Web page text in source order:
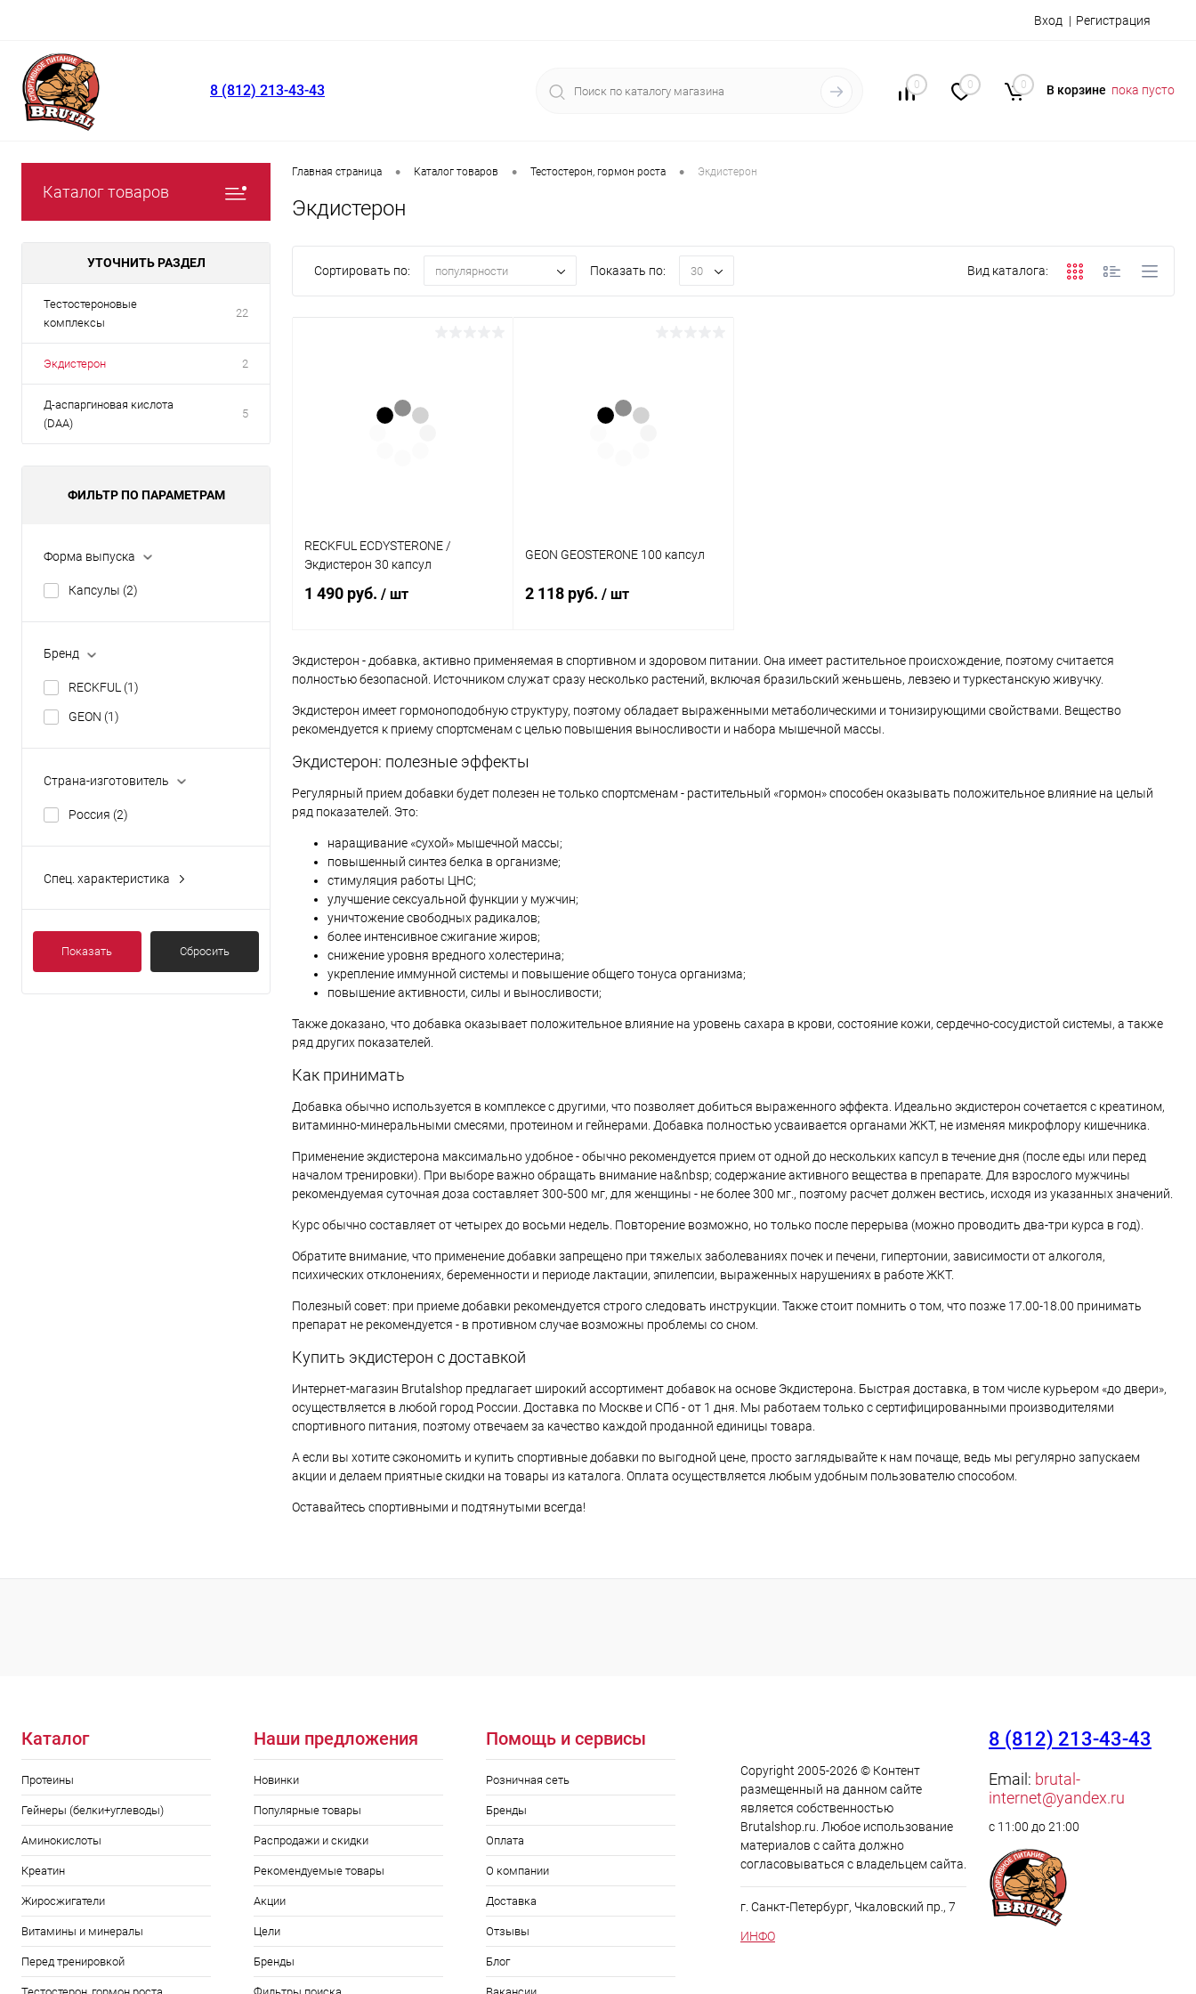
Вход Регистрация
8 (812) 213-43-43 0 0 0 В корзине пока пусто
Каталог товаров
УТОЧНИТЬ РАЗДЕЛ
Тестостероновые
комплексы
22
Экдистерон 2
Д-аспаргиновая кислота
(DAA)
5
ФИЛЬТР ПО ПАРАМЕТРАМ
Форма выпуска
Капсулы (2)
Бренд
RECKFUL (1)
GEON (1)
Страна-изготовитель
Россия (2)
Спец. характеристика
Показать Сбросить
Главная страница • Каталог товаров • Тестостерон, гормон роста • Экдистерон
Экдистерон
Сортировать по: популярности Показать по: 30 Вид каталога:
RECKFUL ECDYSTERONE /
Экдистерон 30 капсул
1 490 руб. / шт
В корзину
Купить в 1 клик Сравнение
GEON GEOSTERONE 100 капсул
2 118 руб. / шт
В корзину
Купить в 1 клик Сравнение
Экдистерон - добавка, активно применяемая в спортивном и здоровом питании. Она имеет растительное происхождение, поэтому считается
полностью безопасной. Источником служат сразу несколько растений, включая бразильский женьшень, левзею и туркестанскую живучку.
Экдистерон имеет гормоноподобную структуру, поэтому обладает выраженными метаболическими и тонизирующими свойствами. Вещество
рекомендуется к приему спортсменам с целью повышения выносливости и набора мышечной массы.
Экдистерон: полезные эффекты
Регулярный прием добавки будет полезен не только спортсменам - растительный «гормон» способен оказывать положительное влияние на целый
ряд показателей. Это:
наращивание «сухой» мышечной массы;
повышенный синтез белка в организме;
стимуляция работы ЦНС;
улучшение сексуальной функции у мужчин;
уничтожение свободных радикалов;
более интенсивное сжигание жиров;
снижение уровня вредного холестерина;
укрепление иммунной системы и повышение общего тонуса организма;
повышение активности, силы и выносливости;
Также доказано, что добавка оказывает положительное влияние на уровень сахара в крови, состояние кожи, сердечно-сосудистой системы, а также
ряд других показателей.
Как принимать
Добавка обычно используется в комплексе с другими, что позволяет добиться выраженного эффекта. Идеально экдистерон сочетается с креатином,
витаминно-минеральными смесями, протеином и гейнерами. Добавка полностью усваивается органами ЖКТ, не изменяя микрофлору кишечника.
Применение экдистерона максимально удобное - обычно рекомендуется прием от одной до нескольких капсул в течение дня (после еды или перед
началом тренировки). При выборе важно обращать внимание на&nbsp; содержание активного вещества в препарате. Для взрослого мужчины
рекомендуемая суточная доза составляет 300-500 мг, для женщины - не более 300 мг., поэтому расчет должен вестись, исходя из указанных значений.
Курс обычно составляет от четырех до восьми недель. Повторение возможно, но только после перерыва (можно проводить два-три курса в год).
Обратите внимание, что применение добавки запрещено при тяжелых заболеваниях почек и печени, гипертонии, зависимости от алкоголя,
психических отклонениях, беременности и периоде лактации, эпилепсии, выраженных нарушениях в работе ЖКТ.
Полезный совет: при приеме добавки рекомендуется строго следовать инструкции. Также стоит помнить о том, что позже 17.00-18.00 принимать
препарат не рекомендуется - в противном случае возможны проблемы со сном.
Купить экдистерон с доставкой
Интернет-магазин Brutalshop предлагает широкий ассортимент добавок на основе Экдистерона. Быстрая доставка, в том числе курьером «до двери»,
осуществляется в любой город России. Доставка по Москве и СПб - от 1 дня. Мы работаем только с сертифицированными производителями
спортивного питания, поэтому отвечаем за качество каждой проданной единицы товара.
А если вы хотите сэкономить и купить спортивные добавки по выгодной цене, просто заглядывайте к нам почаще, ведь мы регулярно запускаем
акции и делаем приятные скидки на товары из каталога. Оплата осуществляется любым удобным пользователю способом.
Оставайтесь спортивными и подтянутыми всегда!
Каталог
Протеины
Гейнеры (белки+углеводы)
Аминокислоты
Креатин
Жиросжигатели
Витамины и минералы
Перед тренировкой
Наши предложения
Новинки
Популярные товары
Распродажи и скидки
Рекомендуемые товары
Акции
Цели
Бренды
Помощь и сервисы
Розничная сеть
Бренды
Оплата
О компании
Доставка
Отзывы
Блог
Copyright 2005-2026 © Контент
размещенный на данном сайте
является cобственностью
Brutalshop.ru. Любое использование
материалов с сайта должно
согласовываться с владельцем сайта.
г. Санкт-Петербург, Чкаловский пр., 7
ИНФО
8 (812) 213-43-43
Email: brutal-
internet@yandex.ru
с 11:00 до 21:00